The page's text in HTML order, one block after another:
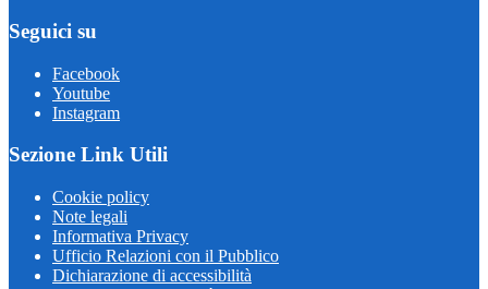
Seguici su
Facebook
Youtube
Instagram
Sezione Link Utili
Cookie policy
Note legali
Informativa Privacy
Ufficio Relazioni con il Pubblico
Dichiarazione di accessibilità